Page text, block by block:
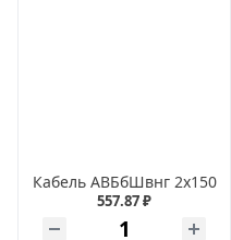
Кабель АВБбШвнг 2х150
557.87 ₽